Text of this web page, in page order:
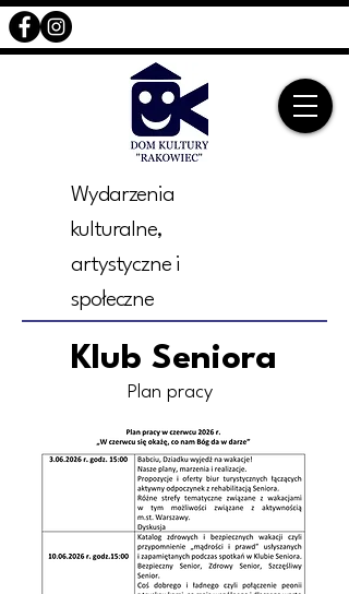
Wydarzenia
kulturalne,
artystyczne i
społeczne
Klub Seniora
Plan pracy